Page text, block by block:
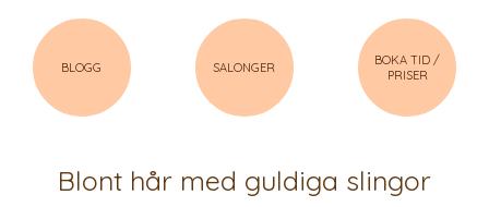
BLOGG SALONGER
BOKA TID /
PRISER
Blont hår med guldiga slingor